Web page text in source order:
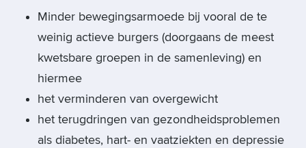
Minder bewegingsarmoede bij vooral de te
weinig actieve burgers (doorgaans de meest
kwetsbare groepen in de samenleving) en
hiermee
het verminderen van overgewicht
het terugdringen van gezondheidsproblemen
als diabetes, hart- en vaatziekten en depressie